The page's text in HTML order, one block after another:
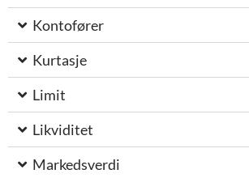
Kontofører
Kurtasje
Limit
Likviditet
Markedsverdi